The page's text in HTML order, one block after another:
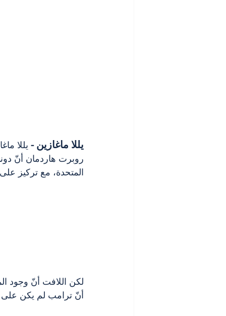
يللا ماغازين - يللا
روبرت هاردمان أنّ
المتحدة، مع تركيز
لكن اللافت أنّ وجود
أنّ ترامب لم يكن على